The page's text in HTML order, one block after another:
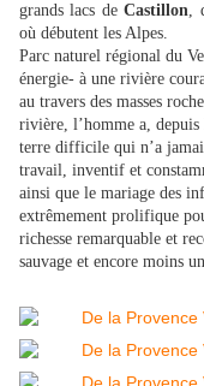
grands lacs deCastillon ,
où débutent les Alpes.
Parc naturel régional du
énergie- à une rivière
au travers des masses
rivière, l’homme a, depuis
terre difficile qui n’a
travail, inventif et
ainsi que le mariage des
extrêmement prolifique
richesse remarquable et
sauvage et encore moins